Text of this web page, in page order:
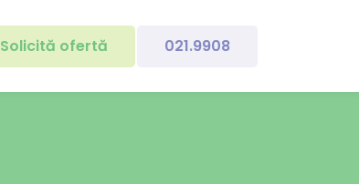
Solicită ofertă 021.9908